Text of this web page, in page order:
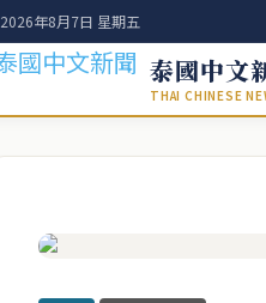
2026年8月7日 星期五
泰國中文
THAI CHINESE